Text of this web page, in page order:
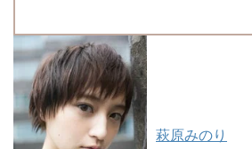
萩原みのり